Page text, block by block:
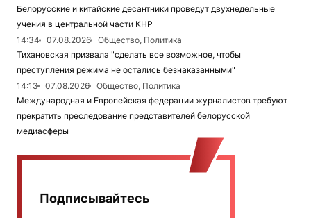
Белорусские и китайские десантники проведут двухнедельные
учения в центральной части КНР
14:34
07.08.2026
Общество, Политика
Тихановская призвала "сделать все возможное, чтобы
преступления режима не остались безнаказанными"
14:13
07.08.2026
Общество, Политика
Международная и Европейская федерации журналистов требуют
прекратить преследование представителей белорусской
медиасферы
Подписывайтесь